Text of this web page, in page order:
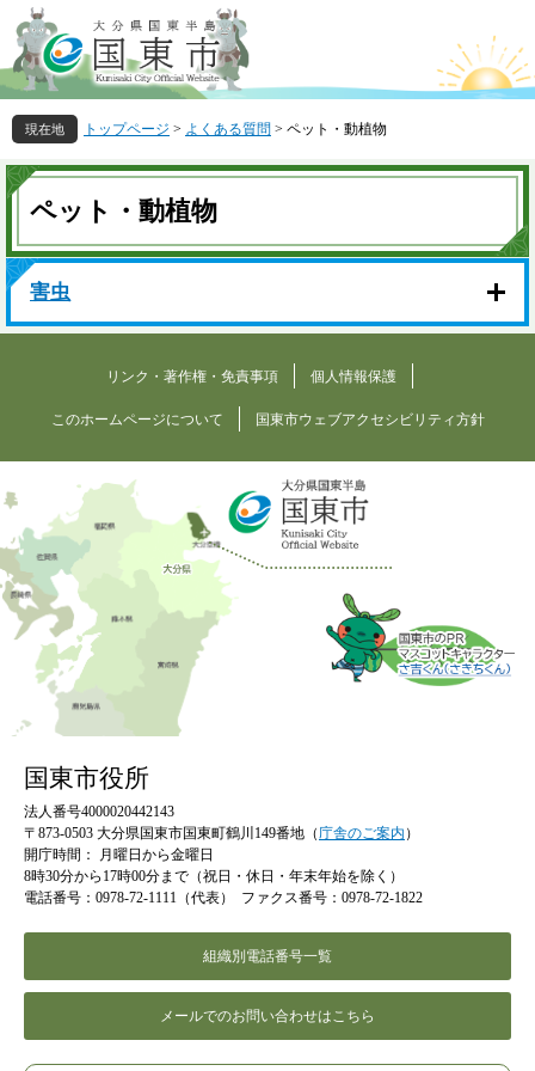
ー
ジ
の
先
頭
で
す
ニ
ュ
ー
を
飛
ば
し
文
へ
トップページ > よくある質問 > ペット・動植物
本
文
ペット・動植物
害虫
リンク・著作権・免責事項 個人情報保護
このホームページについて 国東市ウェブアクセシビリティ方針
国東市役所
法人番号4000020442143
〒873-0503 大分県国東市国東町鶴川149番地（庁舎のご案内 ）
開庁時間：
月曜日から金曜日
8時30分から17時00分まで（祝日・休日・年末年始を除く）
電話番号：0978-72-1111（代表）
ファクス番号：0978-72-1822
組織別電話番号一覧
メールでのお問い合わせはこちら